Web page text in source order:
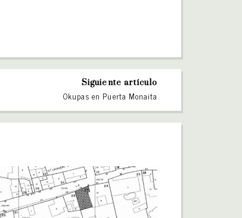
Siguiente artículo
Okupas en Puerta Monaita